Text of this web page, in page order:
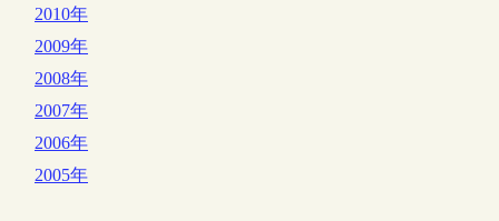
2010年
2009年
2008年
2007年
2006年
2005年